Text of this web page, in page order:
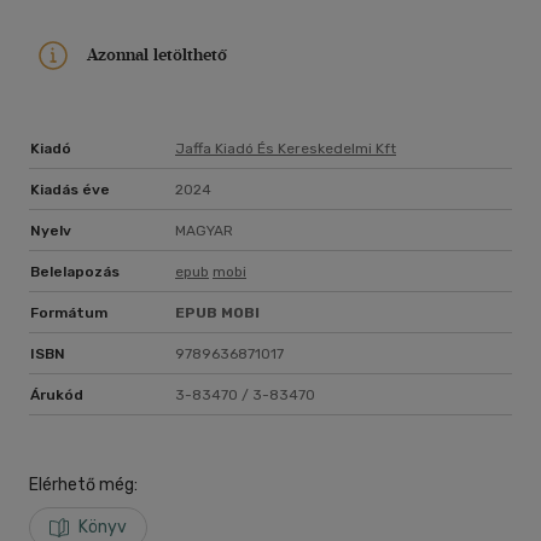
Azonnal letölthető
Kiadó Jaffa Kiadó És Kereskedelmi Kft
Kiadás éve 2024
Nyelv MAGYAR
Belelapozás epub mobi
Formátum EPUB MOBI
ISBN 9789636871017
Árukód 3-83470 / 3-83470
Elérhető még:
Könyv